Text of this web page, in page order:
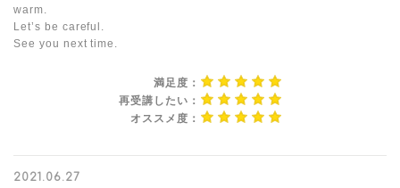
warm.
Let’s be careful.
See you next time.
満足度：
再受講したい：
オススメ度：
2021.06.27